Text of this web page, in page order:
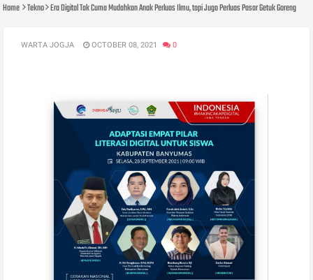
Home Tekno Era Digital Tak Cuma Mudahkan Anak Perluas Ilmu, tapi Juga Perluas Pasar Getuk Goreng
WARTA JOGJA OCTOBER 08, 2021 0